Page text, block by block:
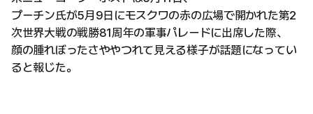
プーチン氏が5月9日にモスクワの赤の広場で開かれた第2
次世界大戦の戦勝81周年の軍事パレードに出席した際、
顔の腫れぼったさややつれて見える様子が話題になってい
ると報じた。